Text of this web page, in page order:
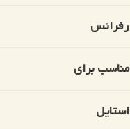
رفرانس
مناسب برای
استایل